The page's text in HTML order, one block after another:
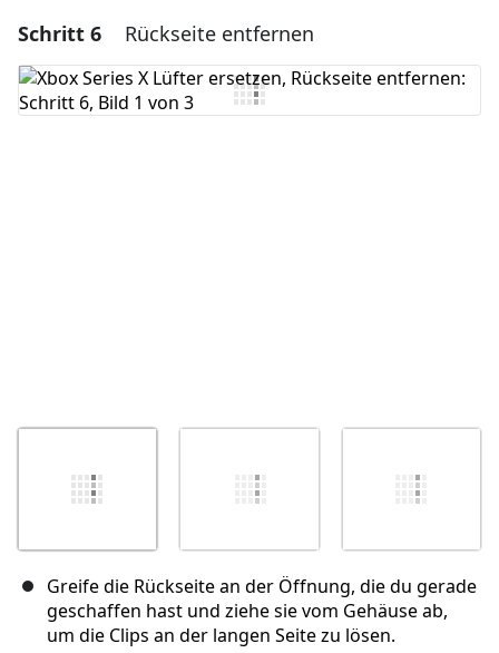
Einen Kommentar hinzufügen
Kommentar hinzufügen
Schritt 6 Rückseite entfernen
Greife die Rückseite an der Öffnung, die du gerade
geschaffen hast und ziehe sie vom Gehäuse ab,
um die Clips an der langen Seite zu lösen.